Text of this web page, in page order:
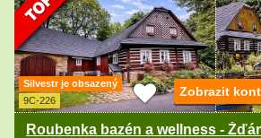
Silvestr je obsazený
9C-226
Zobrazit